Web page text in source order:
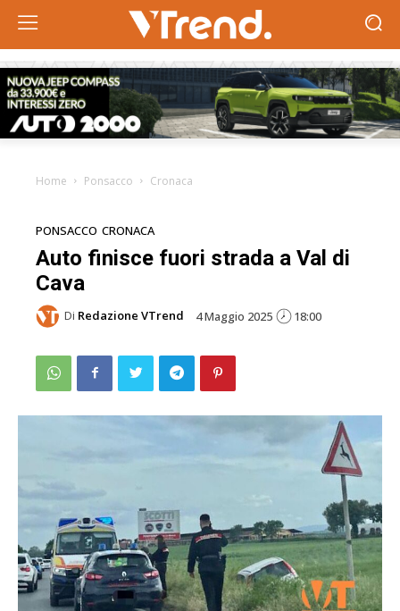
Home Ponsacco Cronaca
PONSACCO CRONACA
Auto finisce fuori strada a Val di
Cava
Di Redazione VTrend 4 Maggio 2025 18:00